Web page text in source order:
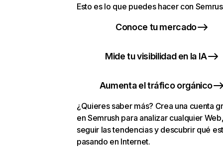
Esto es lo que puedes hacer con
Conoce tu mercado
Mide tu visibilidad en la IA
Aumenta el tráfico orgánico
¿Quieres saber más? Crea una cuenta
en Semrush para analizar cualquier
seguir las tendencias y descubrir qué
pasando en Internet.